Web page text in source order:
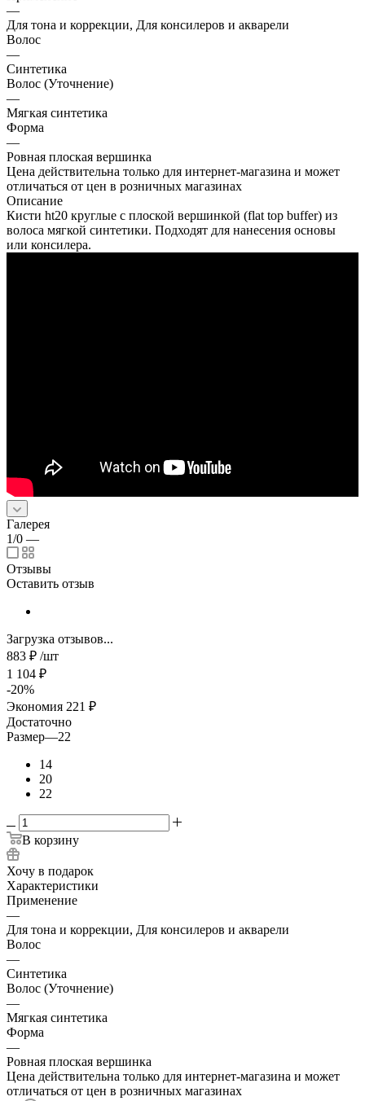
—
Для тона и коррекции, Для консилеров и акварели
Волос
—
Синтетика
Волос (Уточнение)
—
Мягкая синтетика
Форма
—
Ровная плоская вершинка
Цена действительна только для интернет-магазина и может
отличаться от цен в розничных магазинах
Описание
Кисти ht20 круглые с плоской вершинкой (flat top buffer) из
волоса мягкой синтетики. Подходят для нанесения основы
или консилера.
Галерея
1/0 —
Отзывы
Оставить отзыв
Загрузка отзывов...
883 ₽ /шт
1 104 ₽
-20%
Экономия 221 ₽
Достаточно
Размер—22
14
20
22
В корзину
Хочу в подарок
Характеристики
Применение
—
Для тона и коррекции, Для консилеров и акварели
Волос
—
Синтетика
Волос (Уточнение)
—
Мягкая синтетика
Форма
—
Ровная плоская вершинка
Цена действительна только для интернет-магазина и может
отличаться от цен в розничных магазинах